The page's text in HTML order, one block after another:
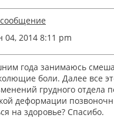
04, 2014 8:11 pm
года занимаюсь
боли. Далее все
грудного
деформации
на здоровье? Спасибо.